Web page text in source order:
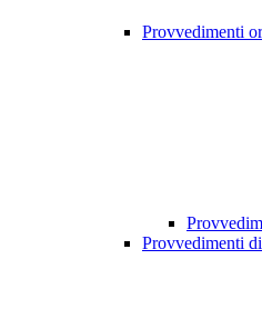
Provvedimenti
Provvedimenti